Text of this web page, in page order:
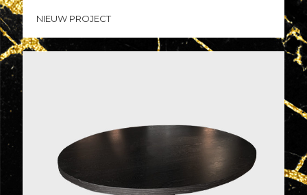
Nieuw project